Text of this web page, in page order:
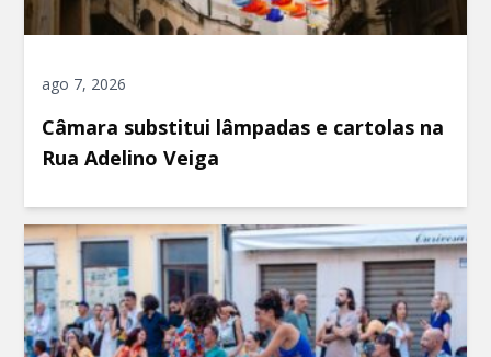
ago 7, 2026
Câmara substitui lâmpadas e cartolas na
Rua Adelino Veiga